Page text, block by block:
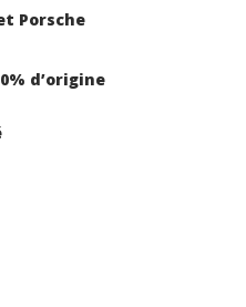
Porsche
d’origine